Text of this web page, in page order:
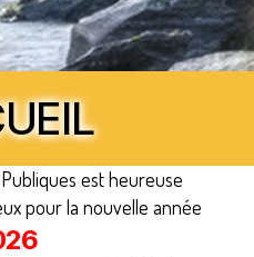
est heureuse
pour la nouvelle année